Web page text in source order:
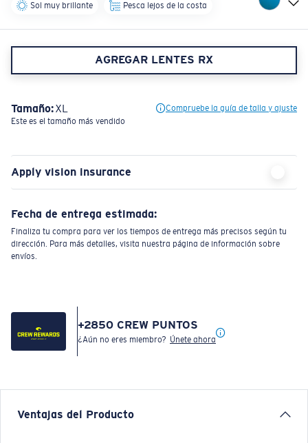
Sol muy brillante Pesca lejos de la costa
AGREGAR LENTES RX
Tamaño:XL
Compruebe la guía de talla y ajuste
Este es el tamaño más vendido
Apply vision insurance
Fecha de entrega estimada:
Finaliza tu compra para ver los tiempos de entrega más precisos según tu
dirección. Para más detalles, visita nuestra página de información sobre
envíos.
+2850 CREW PUNTOS
¿Aún no eres miembro? Únete ahora
Ventajas del Producto